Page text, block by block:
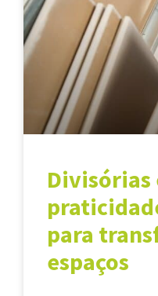
Divisórias
para
espaços